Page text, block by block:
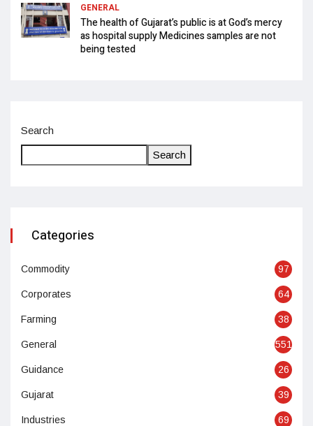
GENERAL
The health of Gujarat’s public is at God’s mercy
as hospital supply Medicines samples are not
being tested
Search
Search
Categories
Commodity 97
Corporates 64
Farming 38
General 551
Guidance 26
Gujarat 39
Industries 69